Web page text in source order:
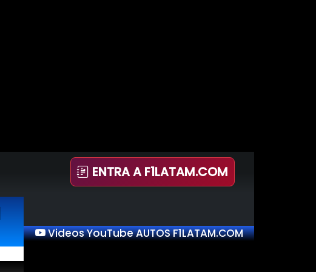
ENTRA A F1LATAM.COM
Videos YouTube AUTOS F1LATAM.COM